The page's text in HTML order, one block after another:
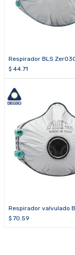
Respirador BLS
partículas FFP3 R D
$ 44.71
Respirador valvulado
Zer031C para partículas
$ 70.59